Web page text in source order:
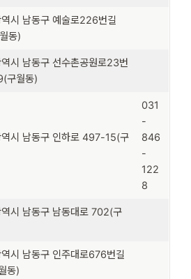
역시 남동구 예술로226번길
동)
시 남동구 선수촌공원로23번
구월동)
역시 남동구 인하로 497-15(구
031
-
846
-
122
8
역시 남동구 남동대로 702(구
시 남동구 인주대로676번길
동)